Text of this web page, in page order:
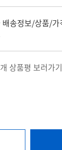
배송정보/상품/
상품평 보러가기